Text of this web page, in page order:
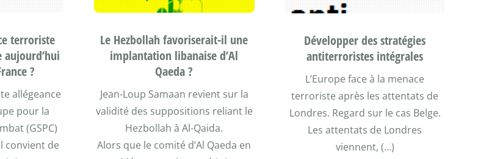
terroriste
?
allégeance
pour la
(GSPC)
convient de
Le Hezbollah favoriserait-il une
implantation libanaise d’Al
Qaeda ?
Jean-Loup Samaan revient sur la
validité des suppositions reliant le
Hezbollah à Al-Qaida.
Alors que le comité d’Al Qaeda en
Développer des stratégies
antiterroristes intégrales
L’Europe face à la menace
terroriste après les attentats de
Londres. Regard sur le cas Belge.
Les attentats de Londres
viennent, (…)